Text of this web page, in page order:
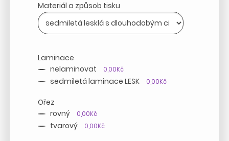
Materiál a způsob tisku
Laminace
nelaminovat
0,00Kč
sedmiletá laminace LESK 0,00Kč
Ořez
rovný
0,00Kč
tvarový 0,00Kč